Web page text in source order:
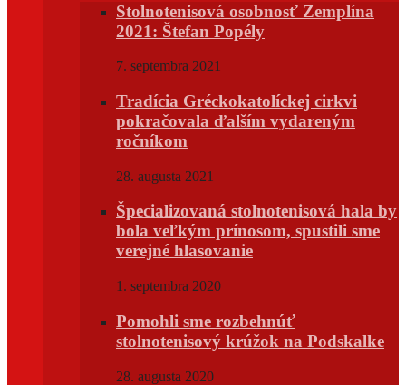
Stolnotenisová osobnosť Zemplína
2021: Štefan Popély
7. septembra 2021
Tradícia Gréckokatolíckej cirkvi
pokračovala ďalším vydareným
ročníkom
28. augusta 2021
Špecializovaná stolnotenisová hala by
bola veľkým prínosom, spustili sme
verejné hlasovanie
1. septembra 2020
Pomohli sme rozbehnúť
stolnotenisový krúžok na Podskalke
28. augusta 2020